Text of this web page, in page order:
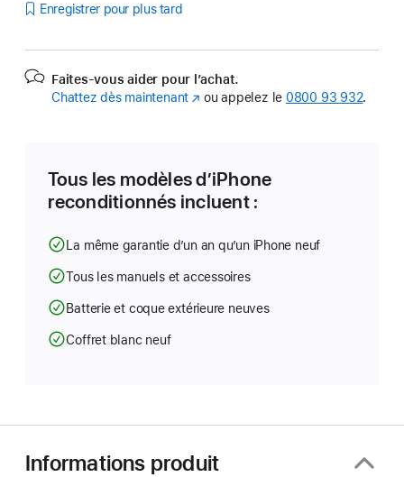
Enregistrer pour plus tard
Faites-vous aider pour l’achat.
Chattez dès maintenant (s’ouvre
fenêtre)
ou appelez le 0800 93 932.
Tous les modèles d’iPhone
reconditionnés incluent :
La même garantie d’un an qu’un iPhone neuf
Tous les manuels et accessoires
Batterie et coque extérieure neuves
Coffret blanc neuf
Informations produit